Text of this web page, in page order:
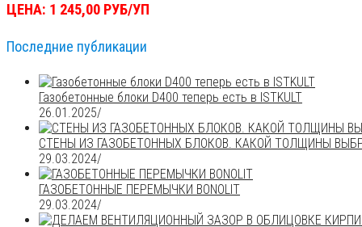
ЦЕНА: 1 245,00 РУБ/УП
Последние публикации
Газобетонные блоки D400 теперь есть в ISTKULT
26.01.2025/
СТЕНЫ ИЗ ГАЗОБЕТОННЫХ БЛОКОВ. КАКОЙ ТОЛЩИНЫ
29.03.2024/
ГАЗОБЕТОННЫЕ ПЕРЕМЫЧКИ BONOLIT
29.03.2024/